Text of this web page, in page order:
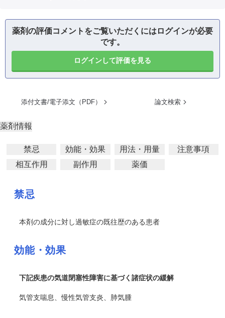
薬剤の評価コメントをご覧いただくにはログインが必要
です。
ログインして評価を見る
添付文書/電子添文（PDF） 論文検索
薬剤情報
禁忌 効能・効果 用法・用量
注意事項
相互作用
副作用 薬価
禁忌
本剤の成分に対し過敏症の既往歴のある患者
効能・効果
下記疾患の気道閉塞性障害に基づく諸症状の緩解
気管支喘息、慢性気管支炎、肺気腫